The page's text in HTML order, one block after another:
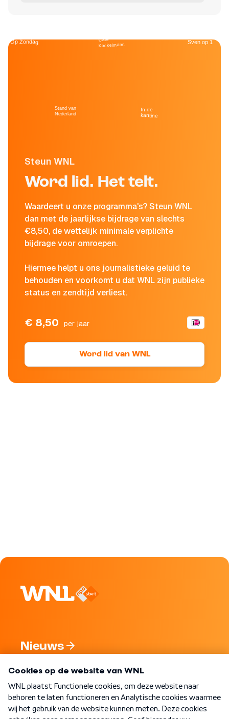
Steun WNL
Word lid. Het telt.
Waardeert u onze programma's? Steun WNL
dan met de jaarlijkse bijdrage van slechts
€8,50, de wettelijk minimale verplichte
bijdrage voor omroepen.
Hiermee helpt u ons journalistieke geluid te
behouden en voorkomt u dat WNL zijn publieke
status en zendtijd verliest.
€ 8,50 per jaar
Word lid van WNL
Op Zondag
Stand van
Nederland
Café
Kockelmann
In de
kantine
Sven op 1
Nieuws
Nieuwsbrief
Word Lid